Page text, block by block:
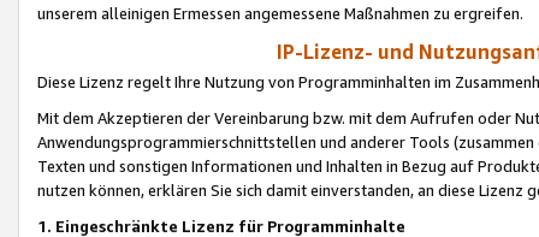
unserem alleinigen Ermessen angemessene Maßnahmen zu ergreifen.
IP-Lizenz- und
Diese Lizenz regelt Ihre Nutzung von Programminhalten im
Mit dem Akzeptieren der Vereinbarung bzw. mit dem Aufrufen oder
Anwendungsprogrammierschnittstellen und anderer Tools (zusammen
Texten und sonstigen Informationen und Inhalten in Bezug auf
nutzen können, erklären Sie sich damit einverstanden, an diese Lizenz
1. Eingeschränkte Lizenz für Programminhalte